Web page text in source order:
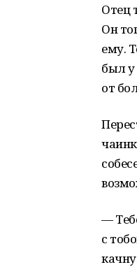
Отец
Он
ему.
был у
от
—
с